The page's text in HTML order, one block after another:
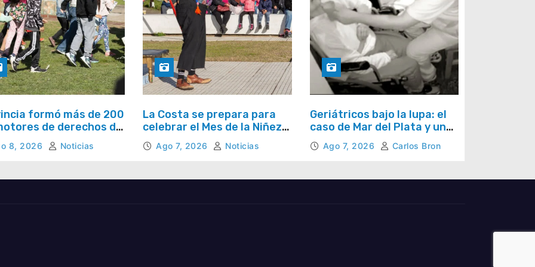
formó más de 200
de derechos de
niños y adolescentes
8, 2026 Noticias
La Costa se prepara para
celebrar el Mes de la Niñez
con juegos y espectáculos
Ago 7, 2026 Noticias
Geriátricos bajo la lupa: el
caso de Mar del Plata y una
pregunta que se repite en
todo el país
Ago 7, 2026 Carlos Bron